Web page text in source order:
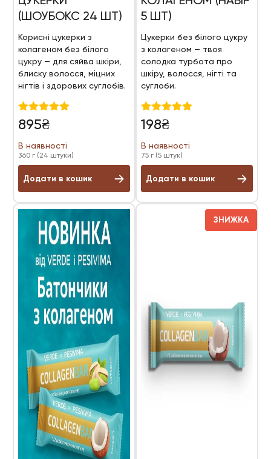
(ШОУБОКС 24 ШТ)
Корисні цукерки з
колагеном без білого
цукру — для сяйва шкіри,
блиску волосся, міцних
нігтів і здорових суглобів.
Оцінено в
5.00
895₴
В наявності
360 г (24 штуки)
Додати в кошик
5 ШТ)
Цукерки без білого цукру
з колагеном — твоя
солодка турбота про
шкіру, волосся, нігті та
суглоби.
Оцінено в
5.00
198₴
В наявності
75 г (5 штук)
Додати в кошик
ЗНИЖКА